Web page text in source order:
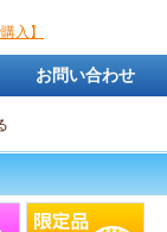
入】
お問い合わせ